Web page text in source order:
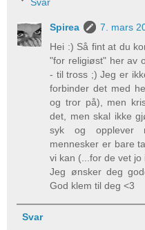
Spirea
7. mars
Hei :) Så fint at du
"for religiøst" her av
- til tross ;) Jeg er
forbinder det med
og tror på), men
det, men skal ikke
syk og opplever
mennesker er bare
vi kan (...for de vet jo
Jeg ønsker deg
God klem til deg <3
Svar